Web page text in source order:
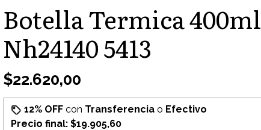
Botella Termica 400ml
Nh24140 5413
$22.620,00
12% OFF con Transferencia o Efectivo
Precio final: $19.905,60